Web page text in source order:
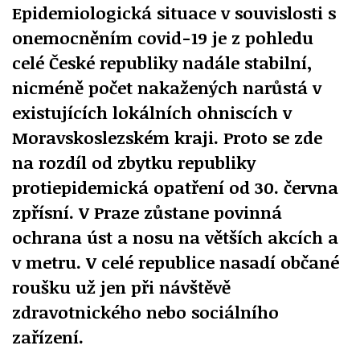
Epidemiologická situace v souvislosti s
onemocněním covid-19 je z pohledu
celé České republiky nadále stabilní,
nicméně počet nakažených narůstá v
existujících lokálních ohniscích v
Moravskoslezském kraji. Proto se zde
na rozdíl od zbytku republiky
protiepidemická opatření od 30. června
zpřísní. V Praze zůstane povinná
ochrana úst a nosu na větších akcích a
v metru. V celé republice nasadí občané
roušku už jen při návštěvě
zdravotnického nebo sociálního
zařízení.